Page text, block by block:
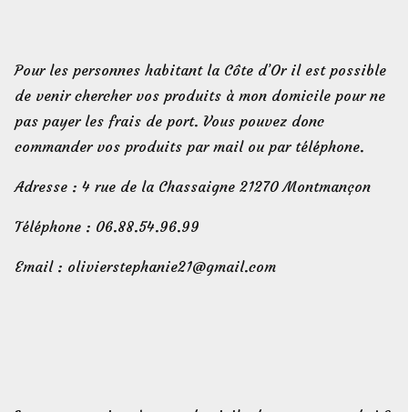
Pour les personnes habitant la Côte d’Or il est possible
de venir chercher vos produits à mon domicile pour ne
pas payer les frais de port. Vous pouvez donc
commander vos produits par mail ou par téléphone.
Adresse : 4 rue de la Chassaigne 21270 Montmançon
Téléphone : 06.88.54.96.99
Email : olivierstephanie21@gmail.com